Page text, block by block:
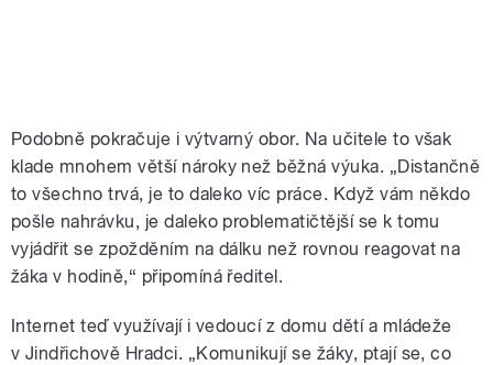
Podobně pokračuje i výtvarný obor. Na učitele to však
klade mnohem větší nároky než běžná výuka. „Distančně
to všechno trvá, je to daleko víc práce. Když vám někdo
pošle nahrávku, je daleko problematičtější se k tomu
vyjádřit se zpožděním na dálku než rovnou reagovat na
žáka v hodině,“ připomíná ředitel.
Internet teď využívají i vedoucí z domu dětí a mládeže
v Jindřichově Hradci. „Komunikují se žáky, ptají se, co